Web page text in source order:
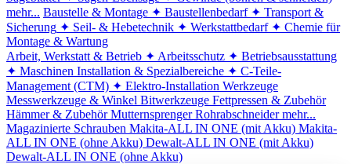
mehr... Baustelle & Montage ✦ Baustellenbedarf ✦ Transport &
Sicherung ✦ Seil- & Hebetechnik ✦ Werkstattbedarf ✦ Chemie für
Montage & Wartung
Arbeit, Werkstatt & Betrieb ✦ Arbeitsschutz ✦ Betriebsausstattung
✦ Maschinen Installation & Spezialbereiche ✦ C-Teile-
Management (CTM) ✦ Elektro-Installation Werkzeuge
Messwerkzeuge & Winkel Bitwerkzeuge Fettpressen & Zubehör
Hämmer & Zubehör Mutternsprenger Rohrabschneider mehr...
Magazinierte Schrauben Makita-ALL IN ONE (mit Akku) Makita-
ALL IN ONE (ohne Akku) Dewalt-ALL IN ONE (mit Akku)
Dewalt-ALL IN ONE (ohne Akku)